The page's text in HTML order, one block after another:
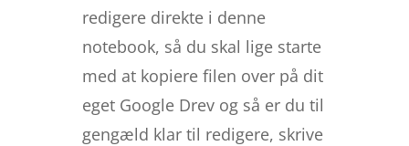
redigere direkte i denne
notebook, så du skal lige starte
med at kopiere filen over på dit
eget Google Drev og så er du til
gengæld klar til redigere, skrive